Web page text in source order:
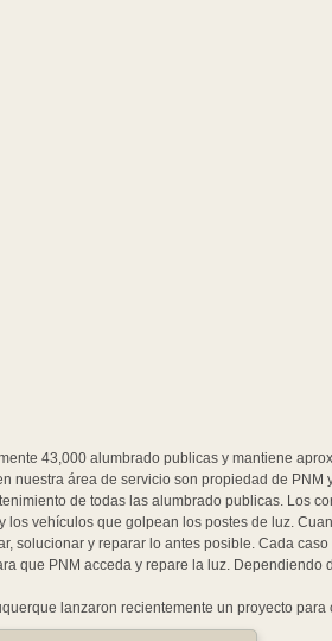
43,000 alumbrado publicas y mantiene
nuestra área de servicio son propiedad de
de todas las alumbrado publicas. Los
los vehículos que golpean los postes de luz.
solucionar y reparar lo antes posible. Cada
que PNM acceda y repare la luz.
lanzaron recientemente un proyecto